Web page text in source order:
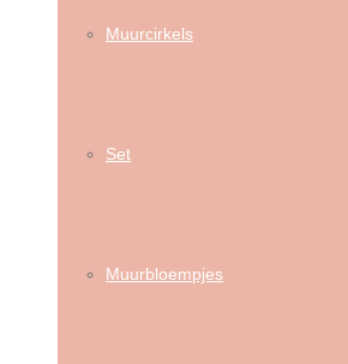
Muurcirkels
Set
Muurbloempjes